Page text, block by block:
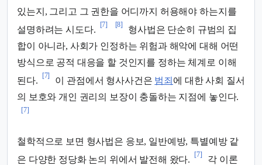
있는지, 그리고 그 권한을 어디까지 허용해야 하는지를
설명하려는 시도다.
[7] [8]
형사법은 단순히 규범의 집
합이 아니라, 사회가 인정하는 위험과 해악에 대해 어떤
방식으로 공적 대응을 할 것인지를 정하는 체계로 이해
된다.
[7]
이 관점에서 형사사건은 범죄 에 대한 사회 질서
의 보호와 개인 권리의 보장이 충돌하는 지점에 놓인다.
[7]
철학적으로 보면 형사법은 응보, 일반예방, 특별예방 같
은 다양한 정당화 논의 위에서 발전해 왔다.
[7]
각 이론